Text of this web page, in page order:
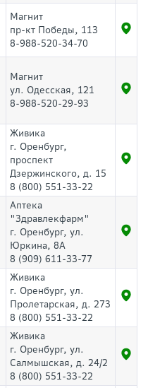
Магнит
пр-кт Победы, 113
8-988-520-34-70
Магнит
ул. Одесская, 121
8-988-520-29-93
Живика
г. Оренбург,
проспект
Дзержинского, д. 15
8 (800) 551-33-22
Аптека
"Здравлекфарм"
г. Оренбург, ул.
Юркина, 8А
8 (909) 611-33-77
Живика
г. Оренбург, ул.
Пролетарская, д. 273
8 (800) 551-33-22
Живика
г. Оренбург, ул.
Салмышская, д. 24/2
8 (800) 551-33-22